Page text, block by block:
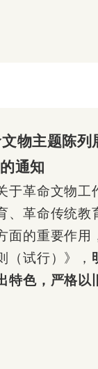
物主题陈
的通知
于革命文物工
、革命传统教
面的重要作用
（试行）》，
特色，严格以